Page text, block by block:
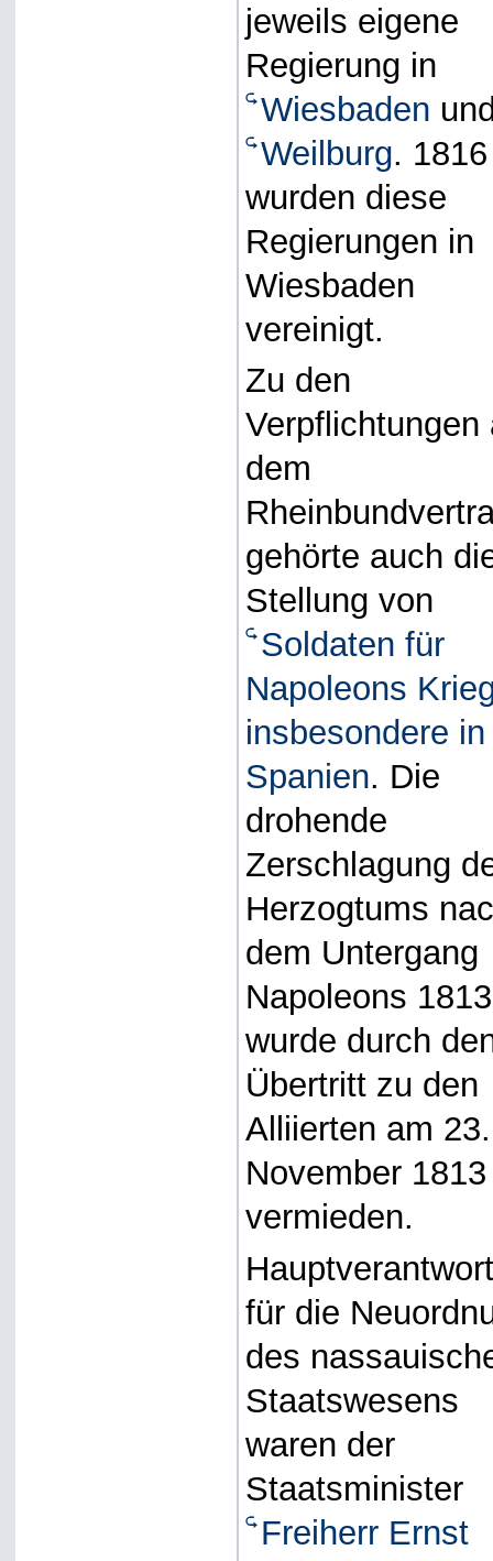
jeweils eigene
Regierung in
Wiesbaden
Weilburg. 1816
wurden diese
Regierungen in
Wiesbaden
vereinigt.
Zu den
Verpflichtungen
dem
gehörte auch
Stellung von
Soldaten für
Napoleons
insbesondere in
Spanien. Die
drohende
Zerschlagung
Herzogtums
dem Untergang
Napoleons 1813
wurde durch
Übertritt zu den
Alliierten am 23.
November 1813
vermieden.
für die
des
Staatswesens
waren der
Staatsminister
Freiherr Ernst